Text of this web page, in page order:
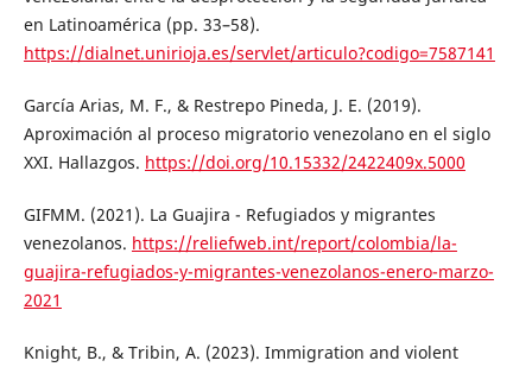
en Latinoamérica (pp. 33–58).
https://dialnet.unirioja.es/servlet/articulo?codigo=7587141
García Arias, M. F., & Restrepo Pineda, J. E. (2019).
Aproximación al proceso migratorio venezolano en el siglo
XXI. Hallazgos. https://doi.org/10.15332/2422409x.5000
GIFMM. (2021). La Guajira - Refugiados y migrantes
venezolanos. https://reliefweb.int/report/colombia/la-
guajira-refugiados-y-migrantes-venezolanos-enero-marzo-
2021
Knight, B., & Tribin, A. (2023). Immigration and violent